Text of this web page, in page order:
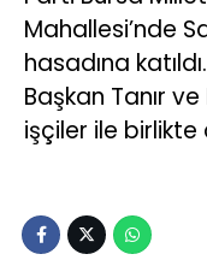
Mahallesi’nde
hasadına
Başkan Tanır
işçiler ile